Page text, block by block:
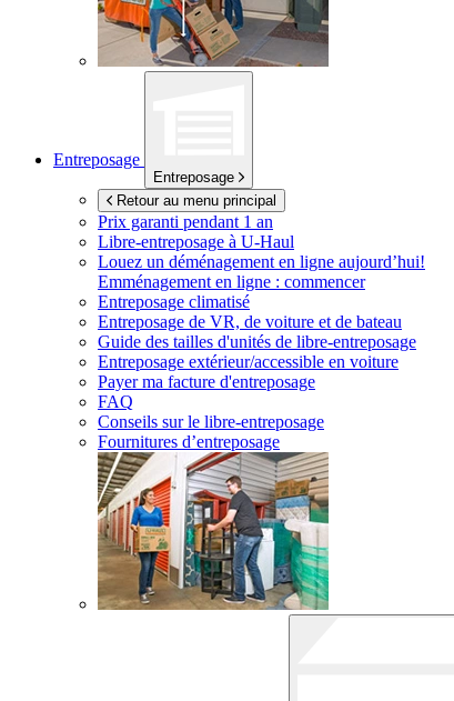
Entreposage
Entreposage
Retour au menu principal
Prix garanti pendant 1 an
Libre-entreposage à U-Haul
Louez un déménagement en ligne aujourd’hui!
Emménagement en ligne : commencer
Entreposage climatisé
Entreposage de VR, de voiture et de bateau
Guide des tailles d'unités de libre-entreposage
Entreposage extérieur/accessible en voiture
Payer ma facture d'entreposage
FAQ
Conseils sur le libre-entreposage
Fournitures d’entreposage